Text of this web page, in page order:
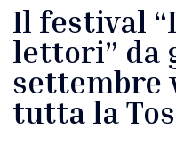
Il festival
lettori” da
settembre
tutta la